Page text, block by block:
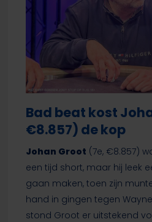
Bad beat kost
€8.857) de kop
Johan Groot (7e, €8.857)
een tijd short, maar hij leek
gaan maken, toen zijn
hand in gingen tegen
stond Groot er uitstekend